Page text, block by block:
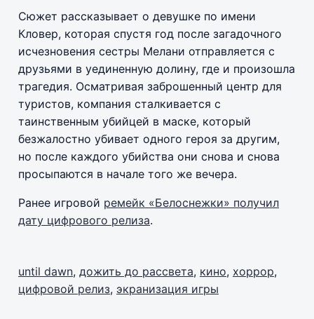
Сюжет рассказывает о девушке по имени
Кловер, которая спустя год после загадочного
исчезновения сестры Мелани отправляется с
друзьями в уединенную долину, где и произошла
трагедия. Осматривая заброшенный центр для
туристов, компания сталкивается с
таинственным убийцей в маске, который
безжалостно убивает одного героя за другим,
но после каждого убийства они снова и снова
просыпаются в начале того же вечера.
Ранее игровой ремейк «Белоснежки» получил
дату цифрового релиза.
until dawn, дожить до рассвета, кино, хоррор,
цифровой релиз, экранизация игры